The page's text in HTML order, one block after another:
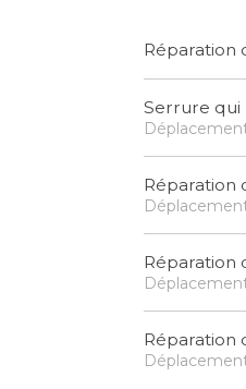
Réparation
Serrure qui
Réparation
Réparation
Réparation